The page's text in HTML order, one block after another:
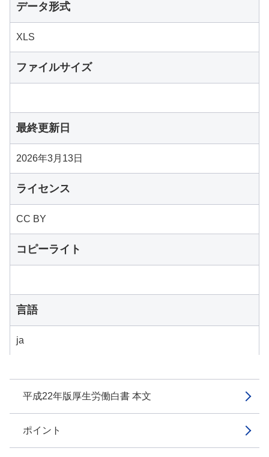
平成22年版厚生労働白書 本文
ポイント
データ形式
XLS
ファイルサイズ
最終更新日
2026年3月13日
ライセンス
CC BY
コピーライト
言語
ja